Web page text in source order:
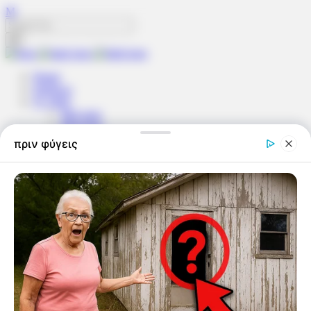
Home
McLaren
Mercedes
Red Bull
Ferrari
Williams
Racing Bulls
Aston Martin
Haas
Audi
Alpine
Cadillac
Βαθμολογία
Κατασκευαστές
Πρόγραμμα